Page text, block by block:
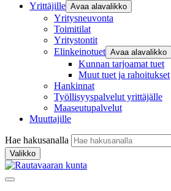
Yrittäjille Avaa alavalikko
Yritysneuvonta
Toimitilat
Yritystontit
Elinkeinotuet Avaa alavalikko
Kunnan tarjoamat tuet
Muut tuet ja rahoitukset
Hankinnat
Työllisyyspalvelut yrittäjälle
Maaseutupalvelut
Muuttajille
Hae hakusanalla
Valikko